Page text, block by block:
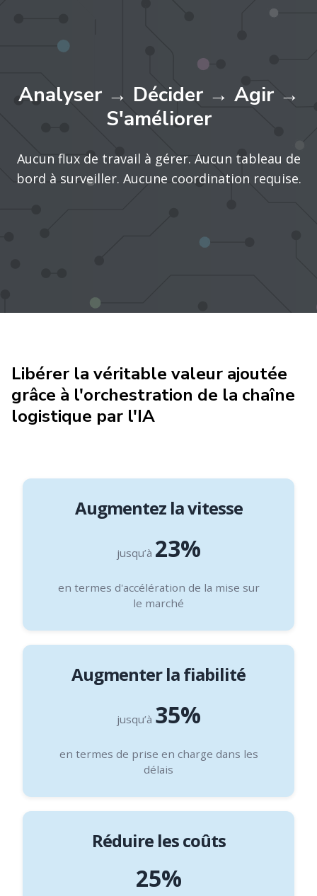
Analyser → Décider → Agir →
S'améliorer
Aucun flux de travail à gérer. Aucun tableau de
bord à surveiller. Aucune coordination requise.
Libérer la véritable valeur ajoutée
grâce à l'orchestration de la chaîne
logistique par l'IA
Augmentez la vitesse
jusqu’à 23%
en termes d'accélération de la mise sur
le marché
Augmenter la fiabilité
jusqu’à 35%
en termes de prise en charge dans les
délais
Réduire les coûts
25%